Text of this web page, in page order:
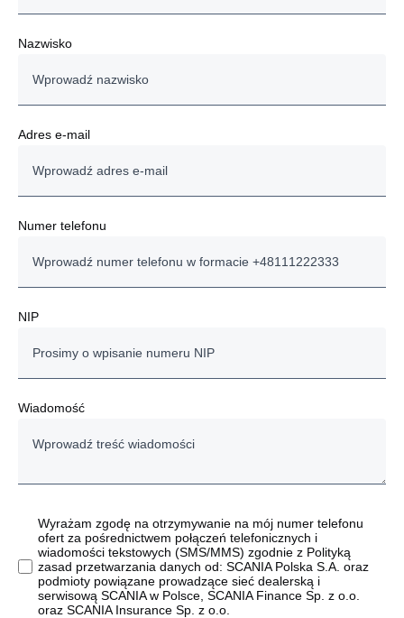
Nazwisko
Adres e-mail
Numer telefonu
NIP
Wiadomość
Wyrażam zgodę na otrzymywanie na mój numer telefonu
ofert za pośrednictwem połączeń telefonicznych i
wiadomości tekstowych (SMS/MMS) zgodnie z Polityką
zasad przetwarzania danych od: SCANIA Polska S.A. oraz
podmioty powiązane prowadzące sieć dealerską i
serwisową SCANIA w Polsce, SCANIA Finance Sp. z o.o.
oraz SCANIA Insurance Sp. z o.o.